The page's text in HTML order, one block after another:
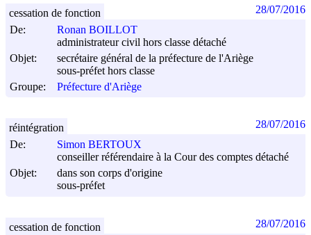
De:
Ronan BOILLOT
administrateur civil hors classe détaché
Objet:
secrétaire général de la préfecture de l'Ariège
sous-préfet hors classe
Groupe:
Préfecture d'Ariège
cessation de fonction 28/07/2016
De:
Simon BERTOUX
conseiller référendaire à la Cour des comptes détaché
Objet:
dans son corps d'origine
sous-préfet
réintégration 28/07/2016
cessation de fonction 28/07/2016